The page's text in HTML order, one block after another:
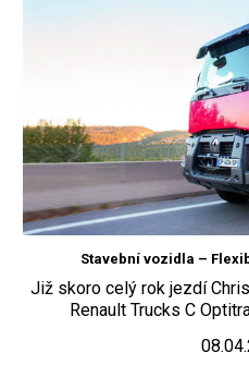
Stavební vozidla –
Již skoro celý rok jezdí
Renault Trucks C